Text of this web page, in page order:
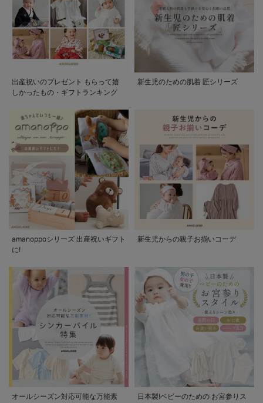
出産祝いのプレゼント もらって嬉
しかったもの・ギフトランキング
新生児のための肌着 匠シリーズ
amanoppoシリーズ 出産祝いギフト
に!
新生児からの親子お揃いコーデ
オールシーズン対応可能な万能素
日本製!ベビーのための お宮参りス